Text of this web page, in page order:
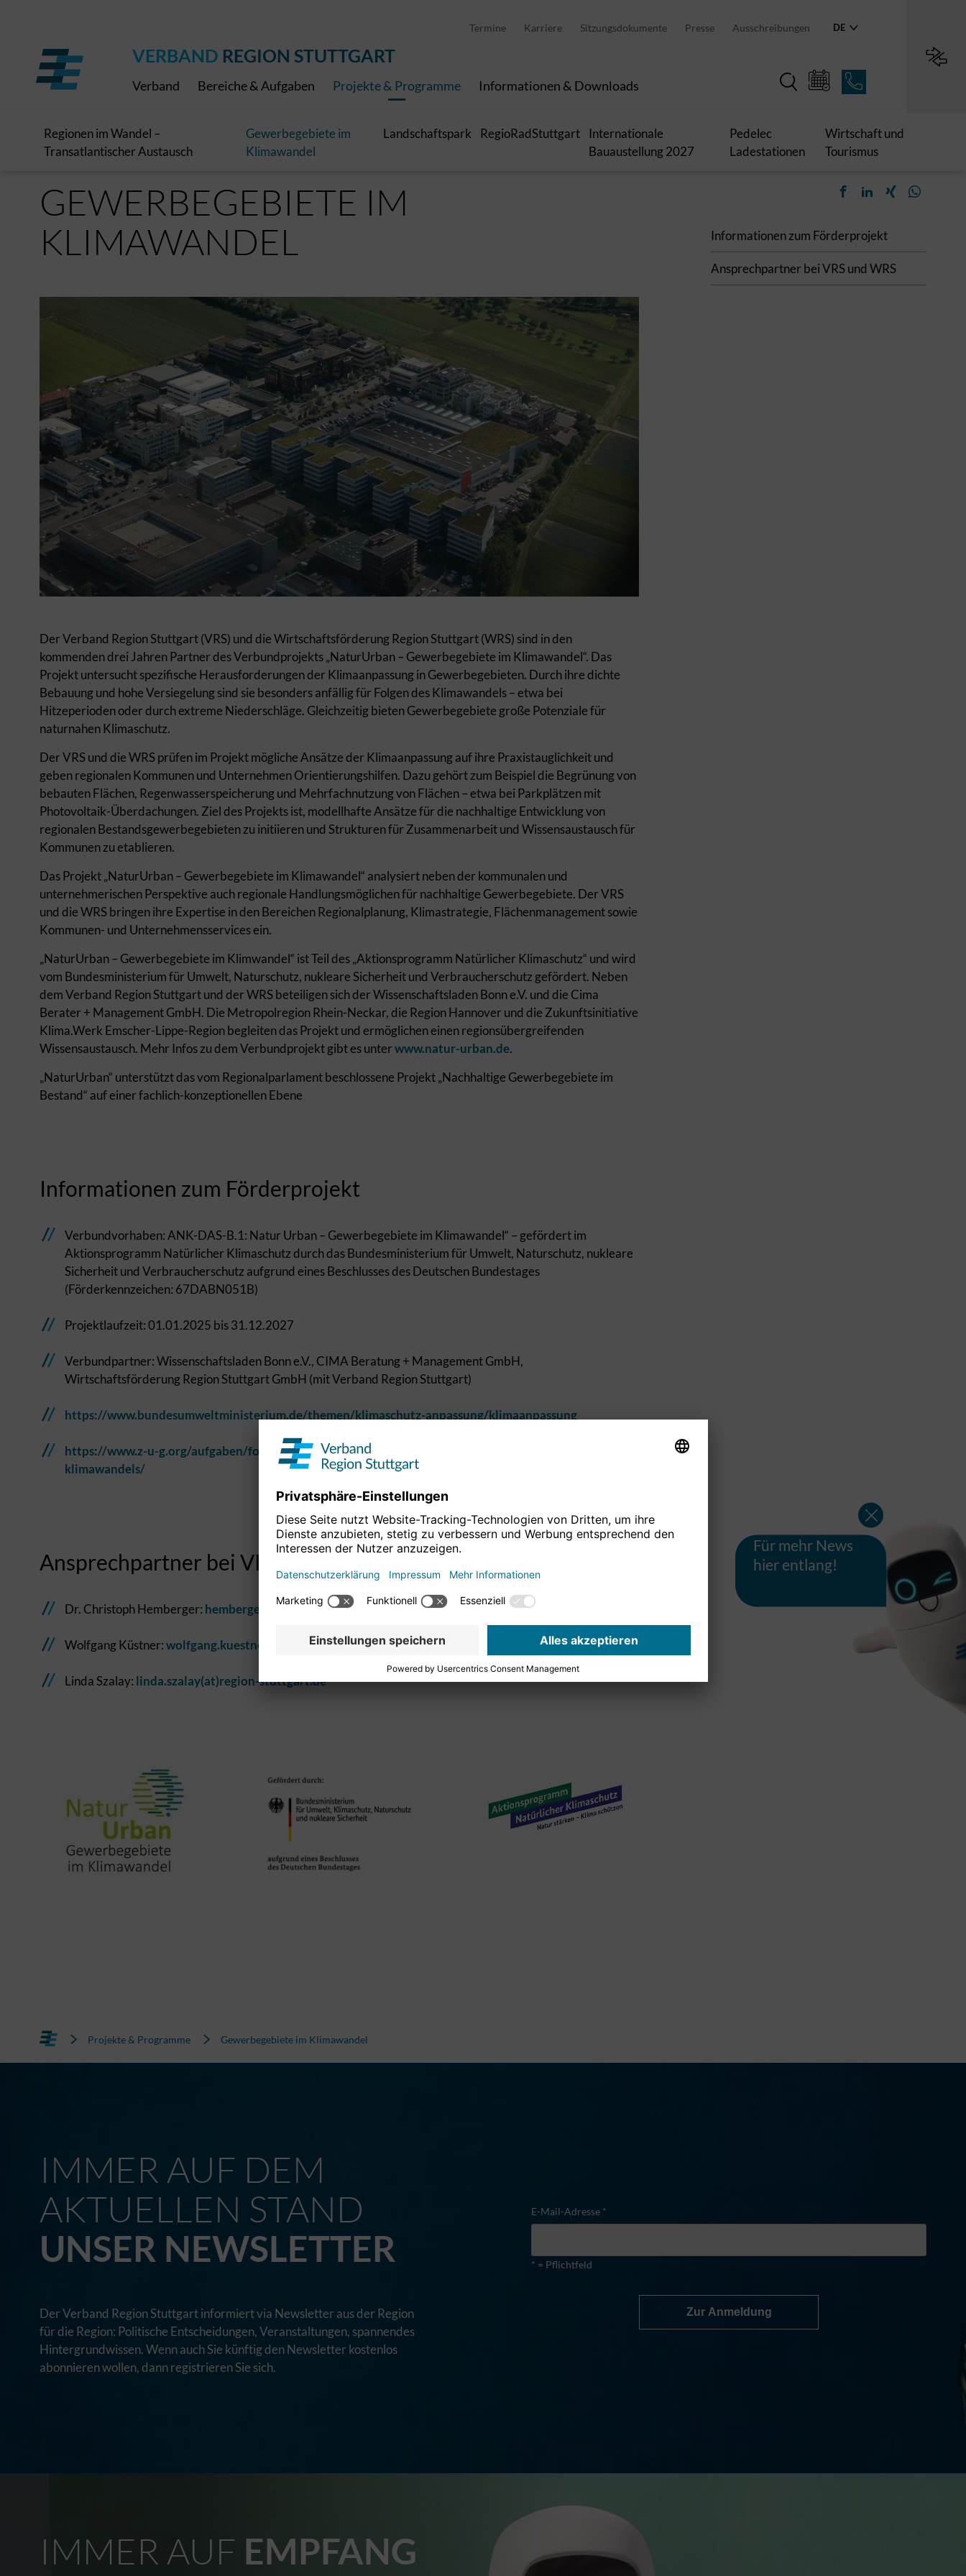
Termine Karriere Sitzungsdokumente Presse Ausschreibungen DE
VERBAND REGION STUTTGART
Verband
Region Stuttgart
Bereiche & Aufgaben Projekte & Programme Informationen & Downloads
Regionen im Wandel –
Transatlantischer Austausch
Gewerbegebiete im
Klimawandel
Landschaftspark RegioRadStuttgart
Internationale
Bauaustellung 2027
Pedelec
Ladestationen
Wirtschaft und
Tourismus
GEWERBEGEBIETE IM
KLIMAWANDEL
Der Verband Region Stuttgart (VRS) und die Wirtschaftsförderung Region Stuttgart (WRS) sind in den
kommenden drei Jahren Partner des Verbundprojekts „NaturUrban – Gewerbegebiete im Klimawandel“. Das
Projekt untersucht spezifische Herausforderungen der Klimaanpassung in Gewerbegebieten. Durch ihre dichte
Bebauung und hohe Versiegelung sind sie besonders anfällig für Folgen des Klimawandels – etwa bei
Hitzeperioden oder durch extreme Niederschläge. Gleichzeitig bieten Gewerbegebiete große Potenziale für
naturnahen Klimaschutz.
Der VRS und die WRS prüfen im Projekt mögliche Ansätze der Klimaanpassung auf ihre Praxistauglichkeit und
geben regionalen Kommunen und Unternehmen Orientierungshilfen. Dazu gehört zum Beispiel die Begrünung von
bebauten Flächen, Regenwasserspeicherung und Mehrfachnutzung von Flächen – etwa bei Parkplätzen mit
Photovoltaik-Überdachungen. Ziel des Projekts ist, modellhafte Ansätze für die nachhaltige Entwicklung von
regionalen Bestandsgewerbegebieten zu initiieren und Strukturen für Zusammenarbeit und Wissensaustausch für
Kommunen zu etablieren.
Das Projekt „NaturUrban – Gewerbegebiete im Klimawandel“ analysiert neben der kommunalen und
unternehmerischen Perspektive auch regionale Handlungsmöglichen für nachhaltige Gewerbegebiete. Der VRS
und die WRS bringen ihre Expertise in den Bereichen Regionalplanung, Klimastrategie, Flächenmanagement sowie
Kommunen- und Unternehmensservices ein.
„NaturUrban – Gewerbegebiete im Klimwandel“ ist Teil des „Aktionsprogramm Natürlicher Klimaschutz“ und wird
vom Bundesministerium für Umwelt, Naturschutz, nukleare Sicherheit und Verbraucherschutz gefördert. Neben
dem Verband Region Stuttgart und der WRS beteiligen sich der Wissenschaftsladen Bonn e.V. und die Cima
Berater + Management GmbH. Die Metropolregion Rhein-Neckar, die Region Hannover und die Zukunftsinitiative
Klima.Werk Emscher-Lippe-Region begleiten das Projekt und ermöglichen einen regionsübergreifenden
Wissensaustausch. Mehr Infos zu dem Verbundprojekt gibt es unterwww.natur-urban.de.
„NaturUrban“ unterstützt das vom Regionalparlament beschlossene Projekt „Nachhaltige Gewerbegebiete im
Bestand“ auf einer fachlich-konzeptionellen Ebene
Informationen zum Förderprojekt
Verbundvorhaben: ANK-DAS-B.1: Natur Urban – Gewerbegebiete im Klimawandel“ – gefördert im
Aktionsprogramm Natürlicher Klimaschutz durch das Bundesministerium für Umwelt, Naturschutz, nukleare
Sicherheit und Verbraucherschutz aufgrund eines Beschlusses des Deutschen Bundestages
(Förderkennzeichen: 67DABN051B)
Projektlaufzeit: 01.01.2025 bis 31.12.2027
Verbundpartner: Wissenschaftsladen Bonn e.V., CIMA Beratung + Management GmbH,
Wirtschaftsförderung Region Stuttgart GmbH (mit Verband Region Stuttgart)
https://www.bundesumweltministerium.de/themen/klimaschutz-anpassung/klimaanpassung
https://www.z-u-g.org/aufgaben/foerderung-von-massnahmen-zur-anpassung-an-die-folgen-des-
klimawandels/
Ansprechpartner bei VRS und WRS
Dr. Christoph Hemberger: hemberger(at)region-stuttgart.org
Wolfgang Küstner:wolfgang.kuestner(at)region-stuttgart.de
Linda Szalay: linda.szalay(at)region-stuttgart.de
Informationen zum Förderprojekt
Ansprechpartner bei VRS und WRS
Für mehr News
hier entlang!
Projekte & Programme Gewerbegebiete im Klimawandel
IMMER AUF DEM
AKTUELLEN STAND
UNSER NEWSLETTER
Der Verband Region Stuttgart informiert via Newsletter aus der Region
für die Region: Politische Entscheidungen, Veranstaltungen, spannendes
Hintergrundwissen. Wenn auch Sie künftig den Newsletter kostenlos
abonnieren wollen, dann registrieren Sie sich.
E-Mail-Adresse *
* = Pflichtfeld
Zur Anmeldung
IMMER AUF EMPFANG